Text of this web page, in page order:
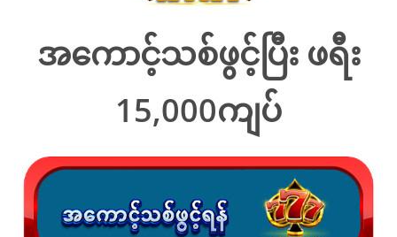
အကောင့်သစ်ဖွင့်ပြီး ဖရီး
15,000ကျပ်